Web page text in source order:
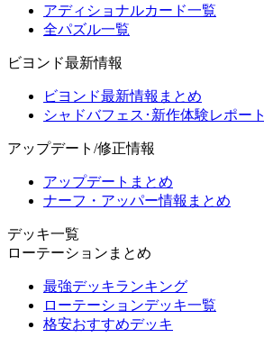
アディショナルカード一覧
全パズル一覧
ビヨンド最新情報
ビヨンド最新情報まとめ
シャドバフェス･新作体験レポート
アップデート/修正情報
アップデートまとめ
ナーフ・アッパー情報まとめ
デッキ一覧
ローテーションまとめ
最強デッキランキング
ローテーションデッキ一覧
格安おすすめデッキ